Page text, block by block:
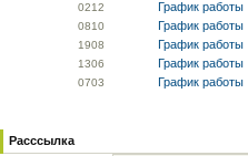
0212 График работы
0810 График работы
1908 График работы
1306 График работы
0703 График работы
Расссылка